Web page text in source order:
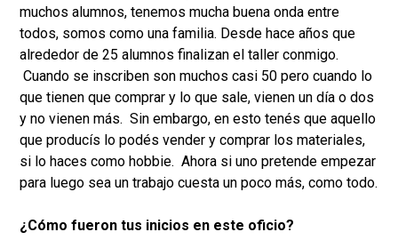
muchos alumnos, tenemos mucha buena onda entre
todos, somos como una familia. Desde hace años que
alrededor de 25 alumnos finalizan el taller conmigo.
Cuando se inscriben son muchos casi 50 pero cuando lo
que tienen que comprar y lo que sale, vienen un día o dos
y no vienen más. Sin embargo, en esto tenés que aquello
que producís lo podés vender y comprar los materiales,
si lo haces como hobbie. Ahora si uno pretende empezar
para luego sea un trabajo cuesta un poco más, como todo.
¿Cómo fueron tus inicios en este oficio?